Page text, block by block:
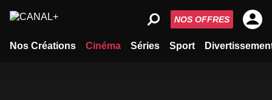
Nos Créations Cinéma Séries Sport
NOS OFFRES